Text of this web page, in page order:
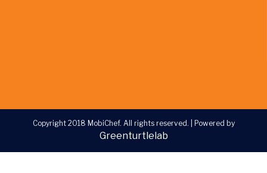
Copyright 2018 MobiChef. All rights reserved. Powered by
Greenturtlelab